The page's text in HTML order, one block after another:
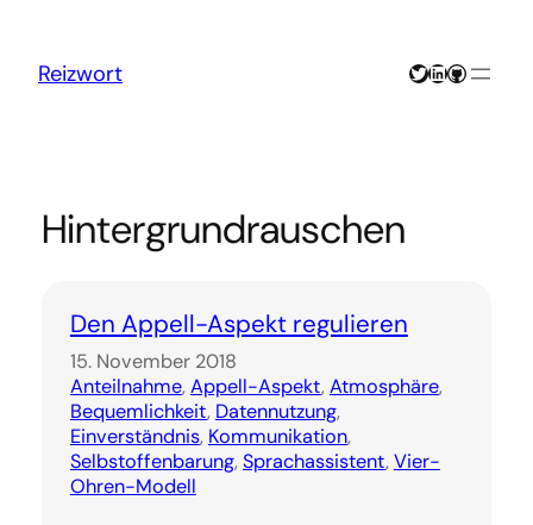
springen
Reizwort Twitter
LinkedIn
GitHub
Hintergrundrauschen
Den Appell-Aspekt regulieren
15. November 2018
Anteilnahme, Appell-Aspekt, Atmosphäre,
Bequemlichkeit, Datennutzung,
Einverständnis, Kommunikation,
Selbstoffenbarung, Sprachassistent, Vier-
Ohren-Modell